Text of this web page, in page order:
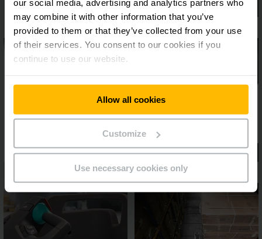
our social media, advertising and analytics partners who
may combine it with other information that you’ve
provided to them or that they’ve collected from your use
of their services. You consent to our cookies if you
continue to use our website.
Allow all cookies
Customize
Use necessary cookies only